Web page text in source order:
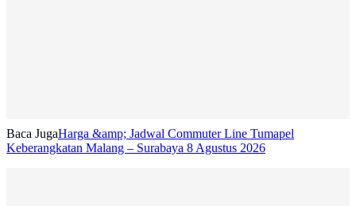
Baca JugaHarga &amp; Jadwal Commuter Line Tumapel
Keberangkatan Malang – Surabaya 8 Agustus 2026